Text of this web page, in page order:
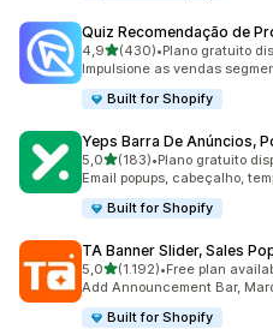
Quiz Recomendação de
4,9de 5 estrelas
(430)
430 total de avaliações
•Plano gratuito
Impulsione as vendas
Built for Shopify
Yeps Barra De Anúncios,
5,0de 5 estrelas
(183)
183 total de avaliações
•Plano gratuito
Email popups, cabeçalho,
Built for Shopify
TA Banner Slider, Sales
5,0de 5 estrelas
(1.192)
1192 total de avaliações
•Free plan
Add Announcement Bar,
Built for Shopify